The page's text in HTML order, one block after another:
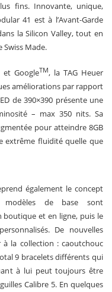
fins. Innovante, unique,
41 est à l’Avant-Garde
la Silicon Valley, tout en
Made.
et GoogleTM, la TAG Heuer
améliorations par rapport
de 390×390 présente une
– max 350 nits. Sa
pour atteindre 8GB
extrême fluidité quelle que
également le concept
de base sont
et en ligne, puis le
De nouvelles
à la collection : caoutchouc
9 bracelets différents qui
à lui peut toujours être
Calibre 5. En quelques